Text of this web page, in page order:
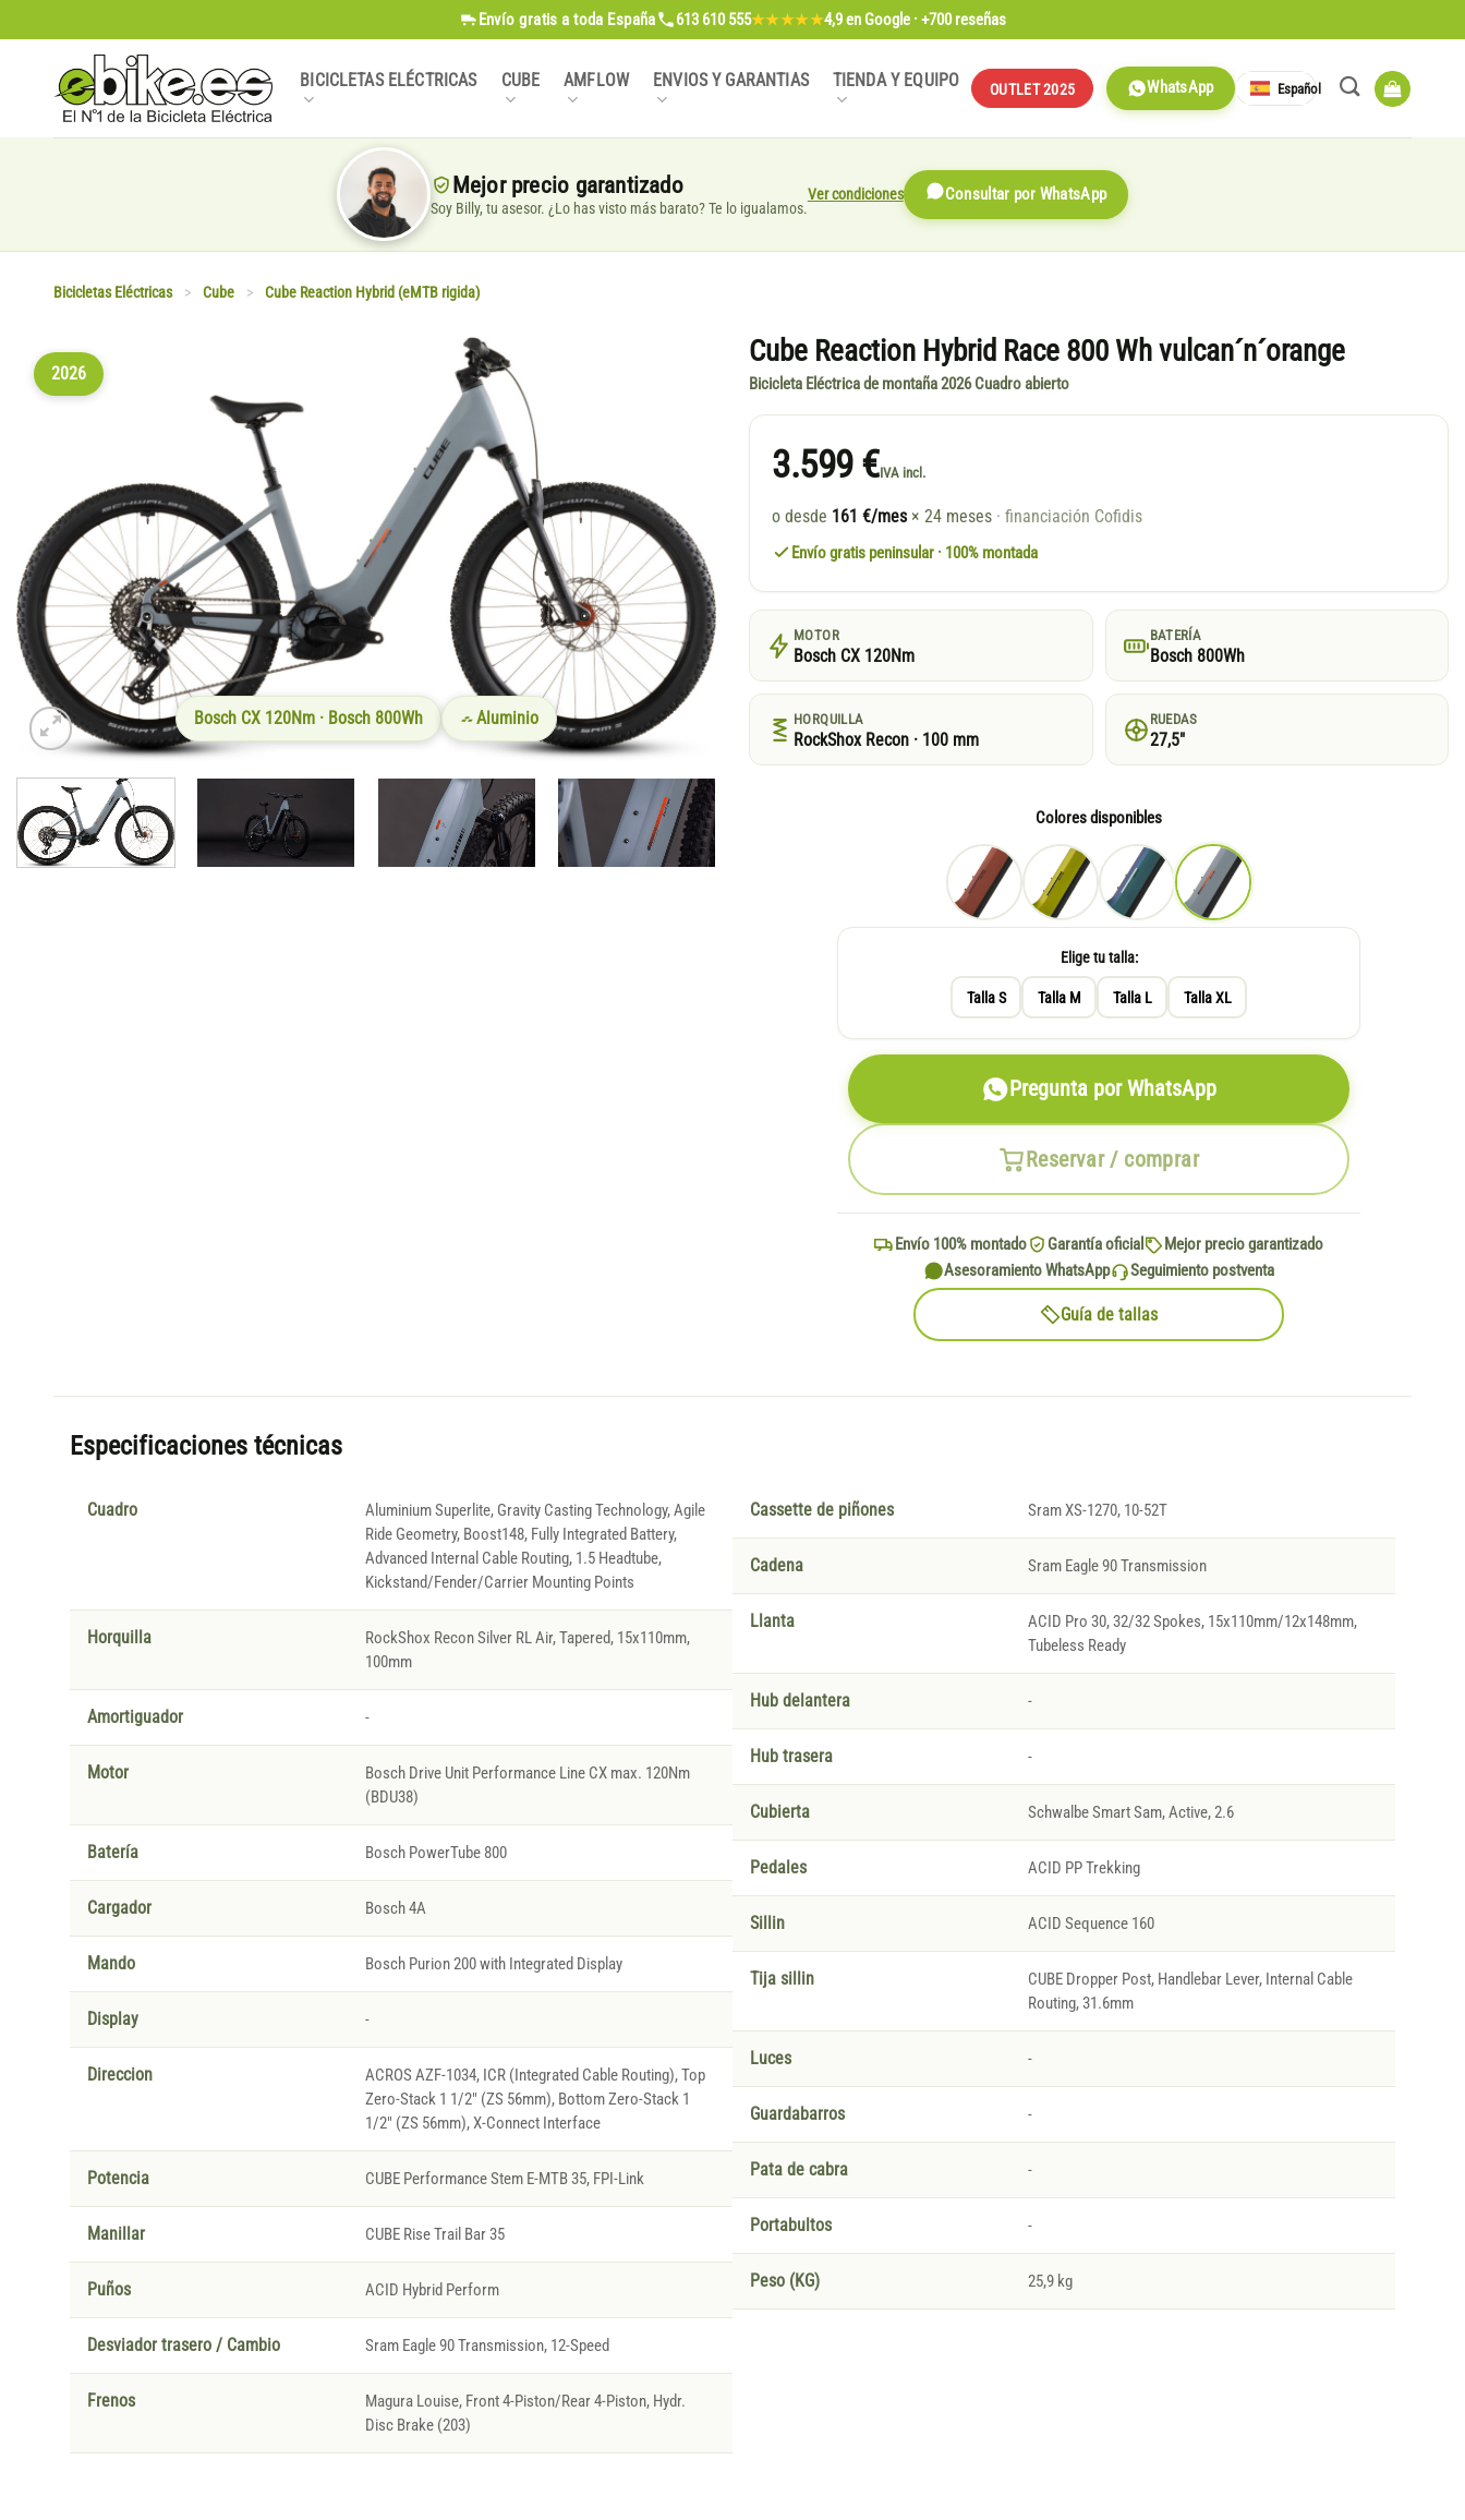
al
contenido
Envío gratis a toda España 613 610 555★★★★★4,9en Google · +700 reseñas
BICICLETAS ELÉCTRICAS CUBE AMFLOW ENVIOS Y GARANTIAS TIENDA Y EQUIPO OUTLET 2025 WhatsApp Español
Mejor precio garantizado
Soy Billy, tu asesor. ¿Lo has visto más barato? Te lo igualamos.
Ver condiciones Consultar por WhatsApp
Bicicletas Eléctricas > Cube > Cube Reaction Hybrid (eMTB rigida)
2026
Bosch CX 120Nm · Bosch 800Wh Aluminio
Cube Reaction Hybrid Race 800 Wh vulcan´n´orange
Bicicleta Eléctrica de montaña 2026 Cuadro abierto
3.599 €IVA incl.
o desde 161 €/mes × 24 meses · financiación Cofidis
Envío gratis peninsular · 100% montada
MOTOR
Bosch CX 120Nm
BATERÍA
Bosch 800Wh
HORQUILLA
RockShox Recon · 100 mm
RUEDAS
27,5"
Colores disponibles
Elige tu talla:
Talla S Talla M Talla L Talla XL
Reservar / comprar
Pregunta por WhatsApp
Envío 100% montado Garantía oficial
Mejor precio garantizado
Asesoramiento WhatsApp
Seguimiento postventa
Guía de tallas
Especificaciones técnicas
Cuadro
Aluminium Superlite, Gravity Casting Technology, Agile
Ride Geometry, Boost148, Fully Integrated Battery,
Advanced Internal Cable Routing, 1.5 Headtube,
Kickstand/Fender/Carrier Mounting Points
Horquilla
RockShox Recon Silver RL Air, Tapered, 15x110mm,
100mm
Amortiguador -
Motor
Bosch Drive Unit Performance Line CX max. 120Nm
(BDU38)
Batería Bosch PowerTube 800
Cargador Bosch 4A
Mando Bosch Purion 200 with Integrated Display
Display -
Direccion
ACROS AZF-1034, ICR (Integrated Cable Routing), Top
Zero-Stack 1 1/2" (ZS 56mm), Bottom Zero-Stack 1
1/2" (ZS 56mm), X-Connect Interface
Potencia CUBE Performance Stem E-MTB 35, FPI-Link
Manillar CUBE Rise Trail Bar 35
Puños ACID Hybrid Perform
Desviador trasero / Cambio Sram Eagle 90 Transmission, 12-Speed
Frenos
Magura Louise, Front 4-Piston/Rear 4-Piston, Hydr.
Disc Brake (203)
Cassette de piñones Sram XS-1270, 10-52T
Cadena Sram Eagle 90 Transmission
Llanta
ACID Pro 30, 32/32 Spokes, 15x110mm/12x148mm,
Tubeless Ready
Hub delantera -
Hub trasera -
Cubierta Schwalbe Smart Sam, Active, 2.6
Pedales ACID PP Trekking
Sillin ACID Sequence 160
Tija sillin
CUBE Dropper Post, Handlebar Lever, Internal Cable
Routing, 31.6mm
Luces -
Guardabarros -
Pata de cabra -
Portabultos -
Peso (KG) 25,9 kg